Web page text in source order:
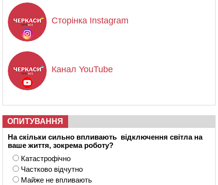
Сторінка Instagram
Канал YouTube
ОПИТУВАННЯ
На скільки сильно впливають відключення світла на
ваше життя, зокрема роботу?
Катастрофічно
Частково відчутно
Майже не впливають